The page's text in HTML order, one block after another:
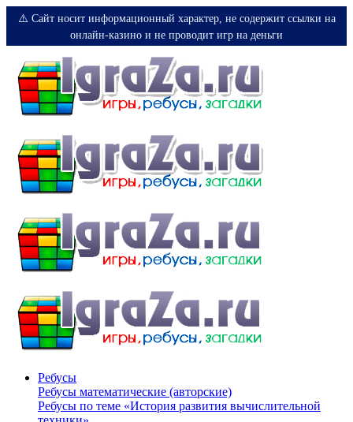
⚠️ Сайт носит информационный характер, не содержит ссылки на
онлайн-казино и не проводит игр на деньги
Ребусы
Ребусы математические (авторские)
Ребусы по теме «История развития вычислительной